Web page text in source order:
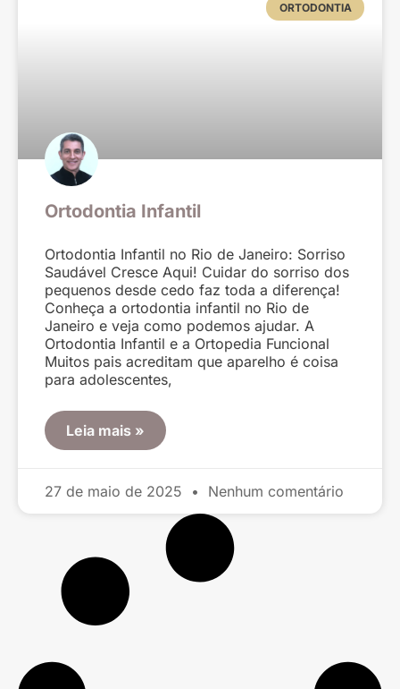
ORTODONTIA
Ortodontia Infantil
Ortodontia Infantil no Rio de Janeiro: Sorriso
Saudável Cresce Aqui! Cuidar do sorriso dos
pequenos desde cedo faz toda a diferença!
Conheça a ortodontia infantil no Rio de
Janeiro e veja como podemos ajudar. A
Ortodontia Infantil e a Ortopedia Funcional
Muitos pais acreditam que aparelho é coisa
para adolescentes,
Leia mais »
27 de maio de 2025 Nenhum comentário